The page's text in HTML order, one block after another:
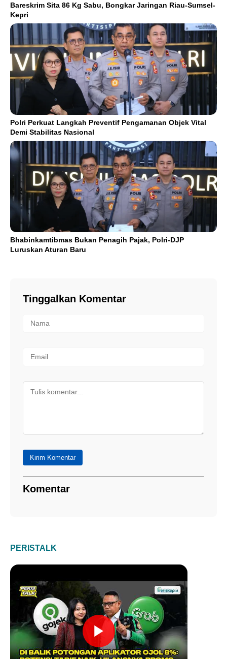
Bareskrim Sita 86 Kg Sabu, Bongkar Jaringan Riau-Sumsel-
Kepri
Polri Perkuat Langkah Preventif Pengamanan Objek Vital
Demi Stabilitas Nasional
Bhabinkamtibmas Bukan Penagih Pajak, Polri-DJP
Luruskan Aturan Baru
Tinggalkan Komentar
Kirim Komentar
Komentar
PERISTALK